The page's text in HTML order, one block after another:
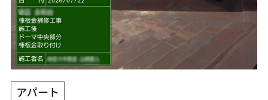
アパート